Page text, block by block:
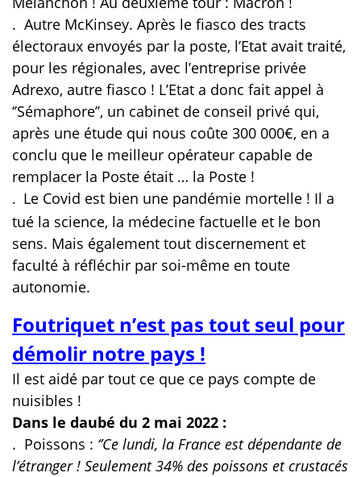
. Autre McKinsey. Après le fiasco des tracts
électoraux envoyés par la poste, l’Etat avait traité,
pour les régionales, avec l’entreprise privée
Adrexo, autre fiasco ! L’Etat a donc fait appel à
‘’Sémaphore’’, un cabinet de conseil privé qui,
après une étude qui nous coûte 300 000€, en a
conclu que le meilleur opérateur capable de
remplacer la Poste était … la Poste !
. Le Covid est bien une pandémie mortelle ! Il a
tué la science, la médecine factuelle et le bon
sens. Mais également tout discernement et
faculté à réfléchir par soi-même en toute
autonomie.
Foutriquet n’est pas tout seul pour
démolir notre pays !
Il est aidé par tout ce que ce pays compte de
nuisibles !
Dans le daubé du 2 mai 2022 :
. Poissons : ‘’Ce lundi, la France est dépendante de
l’étranger ! Seulement 34% des poissons et crustacés